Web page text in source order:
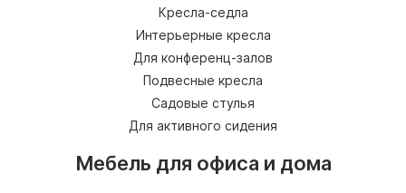
Кресла-седла
Интерьерные кресла
Для конференц-залов
Подвесные кресла
Садовые стулья
Для активного сидения
Мебель для офиса и дома